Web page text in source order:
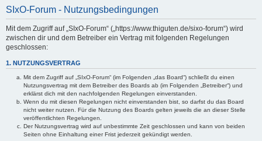
SIxO-Forum - Nutzungsbedingungen
Mit dem Zugriff auf „SIxO-Forum“ („https://www.thiguten.de/sixo-forum“) wird
zwischen dir und dem Betreiber ein Vertrag mit folgenden Regelungen
geschlossen:
1. NUTZUNGSVERTRAG
Mit dem Zugriff auf „SIxO-Forum“ (im Folgenden „das Board“) schließt du einen
Nutzungsvertrag mit dem Betreiber des Boards ab (im Folgenden „Betreiber“) und
erklärst dich mit den nachfolgenden Regelungen einverstanden.
Wenn du mit diesen Regelungen nicht einverstanden bist, so darfst du das Board
nicht weiter nutzen. Für die Nutzung des Boards gelten jeweils die an dieser Stelle
veröffentlichten Regelungen.
Der Nutzungsvertrag wird auf unbestimmte Zeit geschlossen und kann von beiden
Seiten ohne Einhaltung einer Frist jederzeit gekündigt werden.